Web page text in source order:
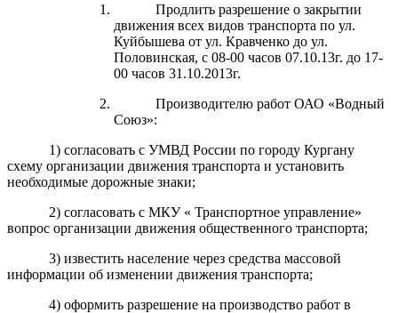
Продлить разрешение о закрытии
движения всех видов транспорта по ул.
Куйбышева от ул. Кравченко до ул.
Половинская, с 08-00 часов 07.10.13г. до 17-
00 часов 31.10.2013г.
Производителю работ ОАО «Водный
Союз»:
1) согласовать с УМВД России по городу Кургану
схему организации движения транспорта и установить
необходимые дорожные знаки;
2) согласовать с МКУ « Транспортное управление»
вопрос организации движения общественного транспорта;
3) известить население через средства массовой
информации об изменении движения транспорта;
4) оформить разрешение на производство работ в